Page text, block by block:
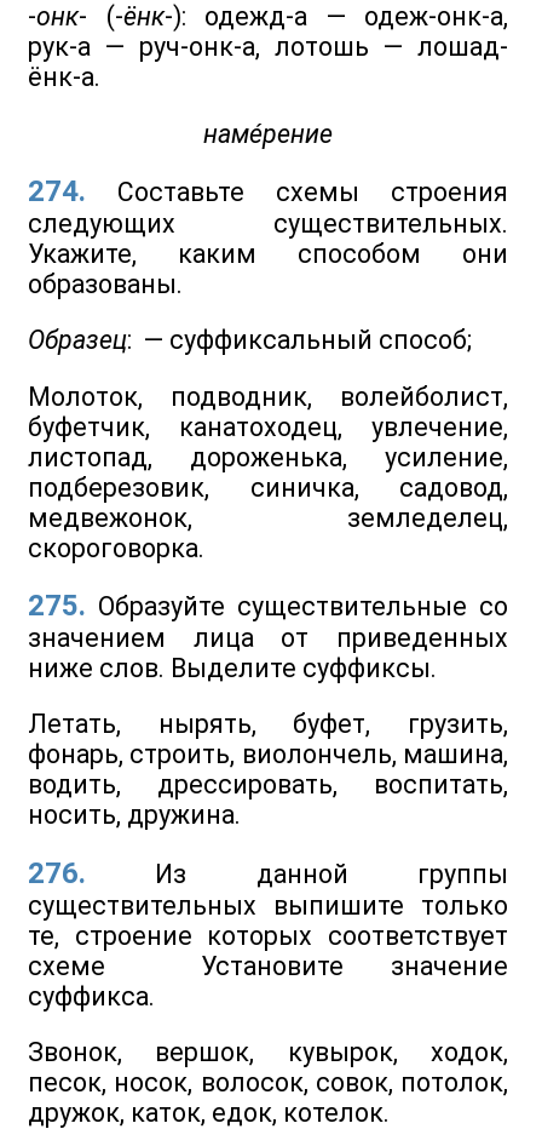
-oнк- (-ёнк-): одежд-а — одеж-онк-а,
рук-а — руч-онк-а, лотошь — лошад-
ёнк-а.
намéрение
274. Составьте схемы строения
следующих существительных.
Укажите, каким способом они
образованы.
Образец: — суффиксальный способ;
Молоток, подводник, волейболист,
буфетчик, канатоходец, увлечение,
листопад, дороженька, усиление,
подберезовик, синичка, садовод,
медвежонок, земледелец,
скороговорка.
275. Образуйте существительные со
значением лица от приведенных
ниже слов. Выделите суффиксы.
Летать, нырять, буфет, грузить,
фонарь, строить, виолончель, машина,
водить, дрессировать, воспитать,
носить, дружина.
276. Из данной группы
существительных выпишите только
те, строение которых соответствует
схеме
Установите значение
суффикса.
Звонок, вершок, кувырок, ходок,
песок, носок, волосок, совок, потолок,
дружок, каток, едок, котелок.